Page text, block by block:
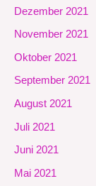
Dezember 2021
November 2021
Oktober 2021
September 2021
August 2021
Juli 2021
Juni 2021
Mai 2021